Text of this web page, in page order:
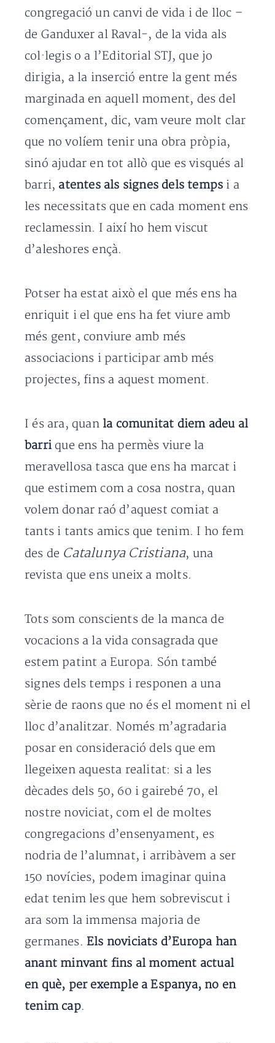
congregació un canvi de vida i de lloc –
de Ganduxer al Raval-, de la vida als
col·legis o a l’Editorial STJ, que jo
dirigia, a la inserció entre la gent més
marginada en aquell moment, des del
començament, dic, vam veure molt clar
que no volíem tenir una obra pròpia,
sinó ajudar en tot allò que es visqués al
barri, atentes als signes dels temps i a
les necessitats que en cada moment ens
reclamessin. I així ho hem viscut
d’aleshores ençà.
Potser ha estat això el que més ens ha
enriquit i el que ens ha fet viure amb
més gent, conviure amb més
associacions i participar amb més
projectes, fins a aquest moment.
I és ara, quan la comunitat diem adeu al
barrique ens ha permès viure la
meravellosa tasca que ens ha marcat i
que estimem com a cosa nostra, quan
volem donar raó d’aquest comiat a
tants i tants amics que tenim. I ho fem
des de Catalunya Cristiana, una
revista que ens uneix a molts.
Tots som conscients de la manca de
vocacions a la vida consagrada que
estem patint a Europa. Són també
signes dels temps i responen a una
sèrie de raons que no és el moment ni el
lloc d’analitzar. Només m’agradaria
posar en consideració dels que em
llegeixen aquesta realitat: si a les
dècades dels 50, 60 i gairebé 70, el
nostre noviciat, com el de moltes
congregacions d’ensenyament, es
nodria de l’alumnat, i arribàvem a ser
150 novícies, podem imaginar quina
edat tenim les que hem sobreviscut i
ara som la immensa majoria de
germanes. Els noviciats d’Europa han
anant minvant fins al moment actual
en què, per exemple a Espanya, no en
tenim cap.